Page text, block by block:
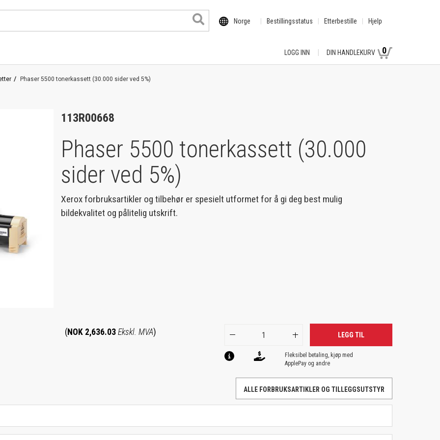
Norge Bestillingsstatus Etterbestille Hjelp
LOGG INN DIN HANDLEKURV 0
Phaser 5500 tonerkassett (30.000 sider ved 5%)
113R00668
Phaser 5500 tonerkassett (30.000
sider ved 5%)
Xerox forbruksartikler og tilbehør er spesielt utformet for å gi deg best mulig
bildekvalitet og pålitelig utskrift.
(NOK 2,636.03 Ekskl. MVA) LEGG TIL
Fleksibel betaling, kjøp med
ApplePay og andre
ALLE FORBRUKSARTIKLER OG TILLEGGSUTSTYR